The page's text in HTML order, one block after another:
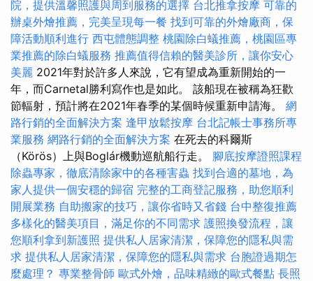
院，提供溫馨照護與周到服務的選擇 台北推拿按摩 可靠的
辦桌外燴推薦，完美呈現每一餐 找到可靠的外燴廠商，保
障活動順利進行 西屯體態調整 桃園除白蟻推薦，桃園區專
業推薦的除白蟻服務 推薦值得信賴的醫美診所，讓你安心
美麗 2021年對於許多人來說，它有望成為重新開始的一
年，而Carnetal勝利寫作也是如此。 該船現在被稱為狂歡
節輻射，預計將在2021年春季的某個時候重新申請海。 網
路行銷的全面解決方案 逢甲放鬆按摩 台北記帳士事務所專
業服務 網路行銷的全面解決方案 在死去的科爾斯
（Körös）上與Boglár機動巡航船行走。 腳底按摩證照課程
除蟲專家，徹底清除家中的各種害蟲 找到合適的墓地，為
家人提供一個安穩的歸宿 完整的工商登記服務，助您順利
開展業務 自助搬家的技巧，讓你省時又省錢 台中整復推薦
多樣化的醫美項目，滿足你的不同需求 護照換發流程，讓
您順利拿到新護照 提供私人居家清潔，保障您的隱私與需
求 提供私人居家清潔，保障您的隱私與需求 台胞證過期怎
麼處理？ 專業整骨師 歐式外燴，品味精緻的歐式餐點 長照